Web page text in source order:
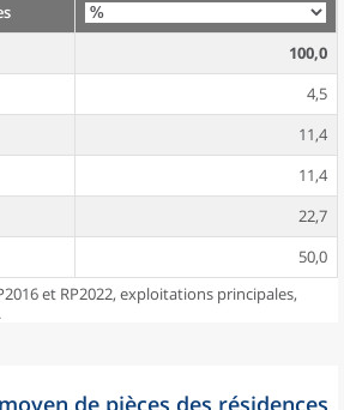
100,0
4,5
11,4
11,4
22,7
50,0
et RP2022, exploitations principales,
de pièces des résidences